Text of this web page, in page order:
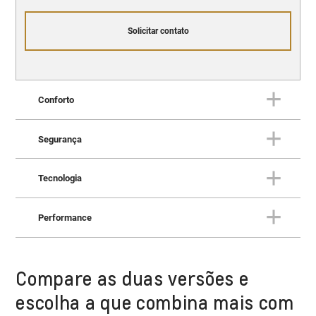
Solicitar contato
Conforto
Conforto
Tudo o que você espera de um
SUV superior.
Segurança
Proteção superior para você e
para a sua família.
Tecnologia
futuro.
Performance
Performance
Potência e desempenho para
Compare as duas versões e
escolha a que combina mais com